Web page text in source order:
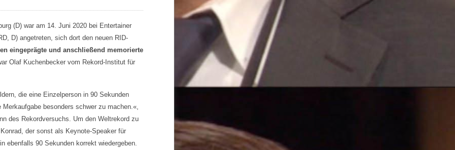
(D) war am 14. Juni 2020 bei Entertainer
D) angetreten, sich dort den neuen RID-
eingeprägte und anschließend memorierte
Olaf Kuchenbecker vom Rekord-Institut für
die eine Einzelperson in 90 Sekunden
besonders schwer zu machen.«,
des Rekordversuchs. Um den Weltrekord zu
der sonst als Keynote-Speaker für
ebenfalls 90 Sekunden korrekt wiedergeben.